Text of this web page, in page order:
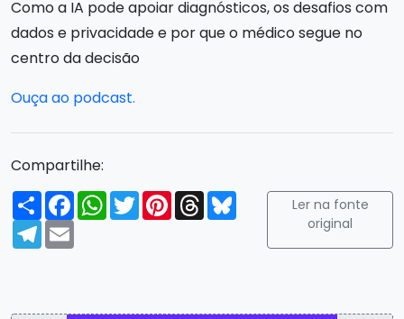
Como a IA pode apoiar diagnósticos, os desafios com
dados e privacidade e por que o médico segue no
centro da decisão
Ouça ao podcast.
Compartilhe:
Compartilhar
FacebookWhatsApp
TwitterPinterest
ThreadsBluesky
Telegram
Email
Ler na fonte
original